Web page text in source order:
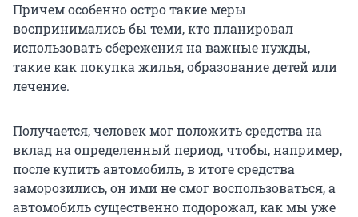
Причем особенно остро такие меры
воспринимались бы теми, кто планировал
использовать сбережения на важные нужды,
такие как покупка жилья, образование детей или
лечение.
Получается, человек мог положить средства на
вклад на определенный период, чтобы, например,
после купить автомобиль, в итоге средства
заморозились, он ими не смог воспользоваться, а
автомобиль существенно подорожал, как мы уже